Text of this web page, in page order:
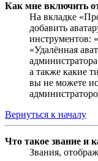
Как мне включить
На вкладке
добавить
инструментов:
«Удалённая
а также какие
вы не можете
Вернуться к началу
Что такое звание и
Звания,